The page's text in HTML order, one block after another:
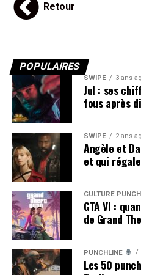
Retour
POPULAIRES
SWIPE 3 ans
Jul : ses
fous après
SWIPE 2 ans
Angèle et
et qui
CULTURE PUNCH
GTA VI :
de Grand
PUNCHLINE
Les 50